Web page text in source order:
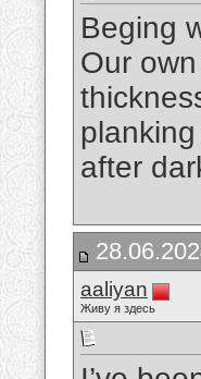
Beging
Our
after
aaliyan
Живу я здесь